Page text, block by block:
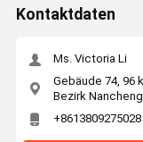
Kontaktdaten
Ms. Victoria Li
Gebäude 74, 96
Bezirk
+8613809275028